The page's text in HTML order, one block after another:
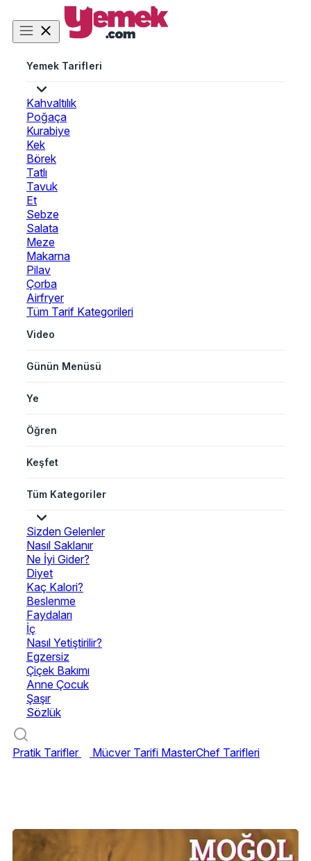
Yemek Tarifleri
Kahvaltılık
Poğaça
Kurabiye
Kek
Börek
Tatlı
Tavuk
Et
Sebze
Salata
Meze
Makarna
Pilav
Çorba
Airfryer
Tüm Tarif Kategorileri
Video
Günün Menüsü
Ye
Öğren
Keşfet
Tüm Kategoriler
Sizden Gelenler
Nasıl Saklanır
Ne İyi Gider?
Diyet
Kaç Kalori?
Beslenme
Faydaları
İç
Nasıl Yetiştirilir?
Egzersiz
Çiçek Bakımı
Anne Çocuk
Şaşır
Sözlük
Pratik Tarifler Mücver Tarifi MasterChef Tarifleri